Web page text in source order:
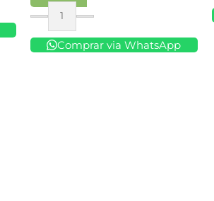
Comprar
Comprar via WhatsApp